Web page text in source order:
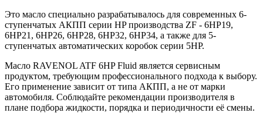
Это масло специально разрабатывалось для современных 6-
ступенчатых АКПП серии HP производства ZF - 6HP19,
6HP21, 6HP26, 6HP28, 6HP32, 6HP34, а также для 5-
ступенчатых автоматических коробок серии 5HP.
Масло RAVENOL ATF 6HP Fluid является сервисным
продуктом, требующим профессионального подхода к выбору.
Его применение зависит от типа АКПП, а не от марки
автомобиля. Соблюдайте рекомендации производителя в
плане подбора жидкости, порядка и периодичности её смены.